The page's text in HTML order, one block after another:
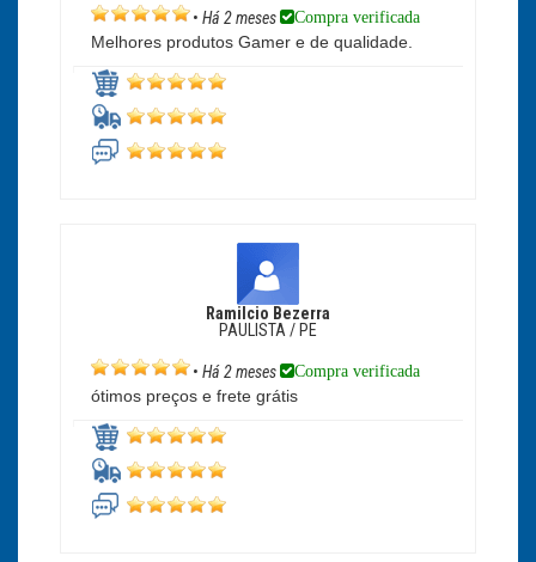
• Há 2 meses Compra verificada
Melhores produtos Gamer e de qualidade.
Ramilcio Bezerra
PAULISTA / PE
• Há 2 meses Compra verificada
ótimos preços e frete grátis